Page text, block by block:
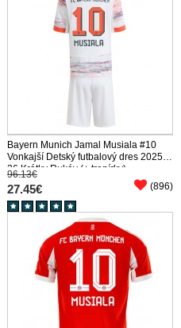
Bayern Munich Jamal Musiala #10
Vonkajší Detský futbalový dres 2025-
26 Krátky Rukáv (+ trenírky)
96.13€
27.45€ (896)